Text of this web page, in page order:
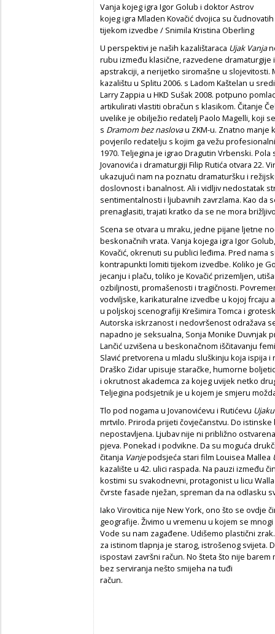
Vanja kojeg igra Igor Golub i doktor Astrov
kojeg igra Mladen Kovačić dvojica su
tijekom izvedbe / Snimila Kristina Oberling
U perspektivi je naših kazalištaraca Ujak Vanja
rubu između klasične, razvedene
apstrakciji, a nerijetko siromašne u slojevitosti.
kazalištu u Splitu 2006. s Ladom Kaštelan u
Larry Zappia u HKD Sušak 2008. potpuno
artikulirati vlastiti obračun s klasikom. Čitanje
uvelike je obilježio redatelj Paolo Magelli, koji
s Dramom bez naslovau ZKM-u. Znatno manje
povjerilo redatelju s kojim ga vežu
1970. Teljegina je igrao Dragutin Vrbenski.
Jovanovića i dramaturgiji Filip Rutića otvara 22.
ukazujući nam na poznatu dramaturšku i
doslovnost i banalnost. Ali i vidljiv nedostatak
sentimentalnosti i ljubavnih zavrzlama. Kao da
prenaglasiti, trajati kratko da se ne mora
Scena se otvara u mraku, jedne pijane ljetne
beskonačnih vrata. Vanja kojega igra Igor
Kovačić, okrenuti su publici leđima. Pred nama
kontrapunkti lomiti tijekom izvedbe. Koliko je
jecanju i plaču, toliko je Kovačić prizemljen,
ozbiljnosti, promašenosti i tragičnosti.
vodviljske, karikaturalne izvedbe u kojoj frcaju
u poljskoj scenografiji Krešimira Tomca i
Autorska iskrzanost i nedovršenost odražava
napadno je seksualna, Sonja Monike Duvnjak
Lančić uzvišena u beskonačnom iščitavanju
Slavić pretvorena u mladu sluškinju koja ispija
Draško Zidar upisuje staračke, humorne
i okrutnost akademca za kojeg uvijek netko
Teljegina podsjetnik je u kojem je smjeru
Tlo pod nogama u Jovanovićevu i Rutićevu
mrtvilo. Priroda prijeti čovječanstvu. Do
nepostavljena. Ljubav nije ni približno
pjeva. Ponekad i podvikne. Da su moguća
čitanja Vanjepodsjeća stari film Louisea Mallea
kazalište u 42. ulici raspada. Na pauzi između
kostimi su svakodnevni, protagonist u licu
čvrste fasade nježan, spreman da na odlasku
Iako Virovitica nije New York, ono što se ovdje
geografije. Živimo u vremenu u kojem se
Vode su nam zagađene. Udišemo plastični
za istinom tlapnja je starog, istrošenog svijeta.
ispostavi završni račun. No šteta što nije
bez serviranja nešto smijeha na tuđi
račun.